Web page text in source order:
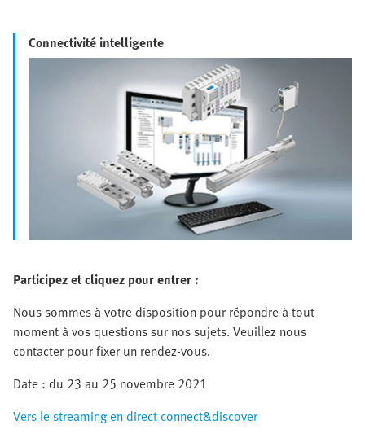
Connectivité intelligente
Participez et cliquez pour entrer :
Nous sommes à votre disposition pour répondre à tout
moment à vos questions sur nos sujets. Veuillez nous
contacter pour fixer un rendez-vous.
Date : du 23 au 25 novembre 2021
Vers le streaming en direct connect&discover